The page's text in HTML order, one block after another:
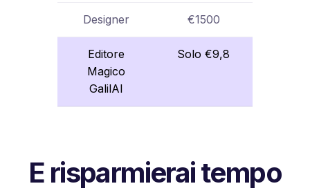
Designer €1500
Editore
Magico
GalilAI
Solo €9,8
E risparmierai tempo